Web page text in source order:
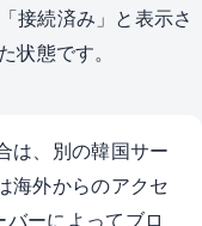
接続済み」と表示さ
状態です。
は、別の韓国サー
海外からのアクセ
ーによってブロ